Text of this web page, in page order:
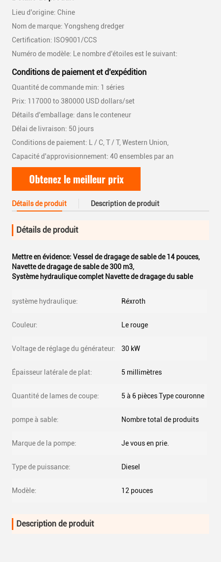
Lieu d'origine: Chine
Nom de marque: Yongsheng dredger
Certification: ISO9001/CCS
Numéro de modèle: Le nombre d'étoiles est le suivant:
Conditions de paiement et d'expédition
Quantité de commande min: 1 séries
Prix: 117000 to 380000 USD dollars/set
Détails d'emballage: dans le conteneur
Délai de livraison: 50 jours
Conditions de paiement: L / C, T / T, Western Union,
Capacité d'approvisionnement: 40 ensembles par an
Obtenez le meilleur prix
Détails de produit Description de produit
Détails de produit
Mettre en évidence: Vessel de dragage de sable de 14 pouces,
Navette de dragage de sable de 300 m3,
Système hydraulique complet Navette de dragage du sable
système hydraulique: Réxroth
Couleur: Le rouge
Voltage de réglage du générateur: 30 kW
Épaisseur latérale de plat: 5 millimètres
Quantité de lames de coupe: 5 à 6 pièces Type couronne
pompe à sable: Nombre total de produits
Marque de la pompe: Je vous en prie.
Type de puissance: Diesel
Modèle: 12 pouces
Description de produit